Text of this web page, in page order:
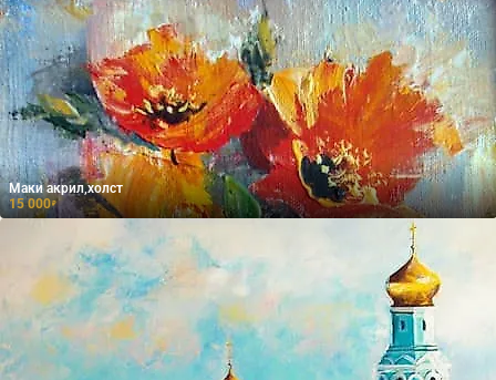
Маки акрил,холст
15 000₽